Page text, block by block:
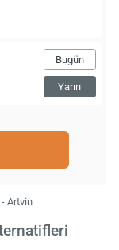
Bugün
Yarın
Artvin